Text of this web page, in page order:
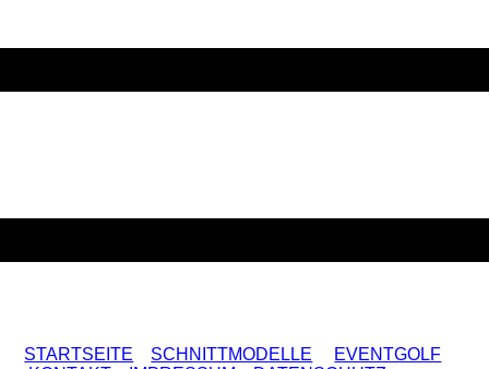
STARTSEITE SCHNITTMODELLE
EVENTGOLF